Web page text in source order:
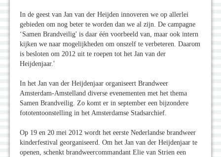
In de geest van Jan van der Heijden innoveren we op allerlei
gebieden om nog beter te worden dan we al zijn. De campagne
‘Samen Brandveilig' is daar één voorbeeld van, maar ook intern
kijken we naar mogelijkheden om onszelf te verbeteren. Daarom
is besloten om 2012 uit te roepen tot het Jan van der
Heijdenjaar.'
In het Jan van der Heijdenjaar organiseert Brandweer
Amsterdam-Amstelland diverse evenementen met het thema
Samen Brandveilig. Zo komt er in september een bijzondere
fototentoonstelling in het Amsterdamse Stadsarchief.
Op 19 en 20 mei 2012 wordt het eerste Nederlandse brandweer
kinderfestival georganiseerd. Om het Jan van der Heijdenjaar te
openen, schenkt brandweercommandant Elie van Strien een